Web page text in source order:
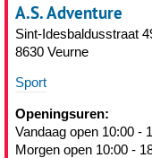
A.S. Adventure
Sint-Idesbaldusstraat
8630 Veurne
Sport
Openingsuren:
Vandaag open 10:00 -
Morgen open 10:00 -